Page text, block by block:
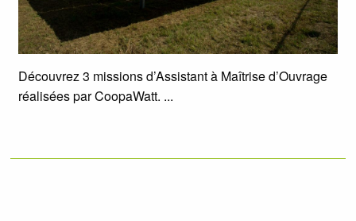
Découvrez 3 missions d’Assistant à Maîtrise d’Ouvrage
réalisées par CoopaWatt.